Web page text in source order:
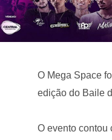
O Mega Space
edição do Baile
O evento contou